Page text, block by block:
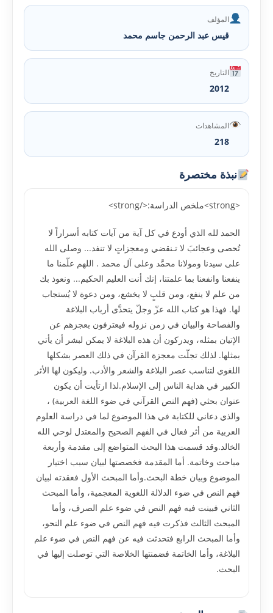
المؤلف
قيس عبد الرحمن جاسم محمد
التاريخ
2012
المشاهدات
218
نبذة مختصرة
<strong>ملخص الدراسة:</strong>
الحمد لله الذي أودع في كل آية من آيات كتابه أسراراً لا
تُحصى وعجائبَ لا تـنقضي ومعجزاتٍ لا تنفد... وصلى الله
على سيدنا ومولانا محمَّد وعلى آل محمد . اللهم علّمنا ما
ينفعنا وانفعنا بما علمتنا، إنك أنت العليم الحكيم... ونعوذ بك
من علم لا ينفع، ومن قلبٍ لا يخشع، ومن دعوة لا يُستجاب
لها. فهذا هو كتاب الله عزّ وجلّ يتحدَّى أرباب البلاغة
والفصاحة والبيان في زمن نزوله فيعترفون بعجزهم عن
الإتيان بمثله، ويدركون أن هذه البلاغة لا يمكن لبشر أن يأتي
بمثلها. لذلك تجلّت معجزة القرآن في ذلك العصر بشكلها
اللغوي لتناسب عصر البلاغة والشعر والأدب. وليكون لها الأثر
الكبير في هداية الناس إلى الإسلام.لذا ارتأيت أن يكون
عنوان بحثي (فهم النص القرآني في ضوء اللغة العربية) ،
والذي دعاني للكتابة في هذا الموضوع لما في دراسة العلوم
العربية من أثر فعال في الفهم الصحيح والمعتدل لوحي الله
الخالد.وقد قسمت هذا البحث المتواضع إلى مقدمة وأربعة
مباحث وخاتمة. أما المقدمة فخصصتها لبيان سبب اختيار
الموضوع وبيان خطة البحث.وأما المبحث الأول فعقدته لبيان
فهم النص في ضوء الدلالة اللغوية المعجمية، وأما المبحث
الثاني فبينت فيه فهم النص في ضوء علم الصرف، وأما
المبحث الثالث فذكرت فيه فهم النص في ضوء علم النحو،
وأما المبحث الرابع فتحدثت فيه عن فهم النص في ضوء علم
البلاغة، وأما الخاتمة فضمنتها الخلاصة التي توصلت إليها في
البحث.